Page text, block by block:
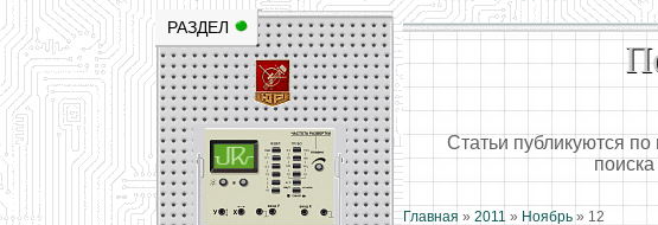
Научно-популярный образовательный ресурс для юных
РАЗДЕЛ
Статьи публикуются
Главная » 2011 » Ноябрь » 12